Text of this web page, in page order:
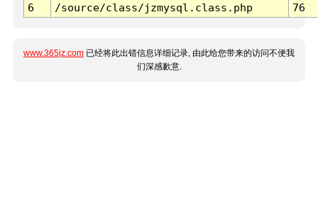
6
/source/class/jzmysql.class.php 76
www.365jz.com 已经将此出错信息详细记录, 由此给您带来的访问不便我
们深感歉意.